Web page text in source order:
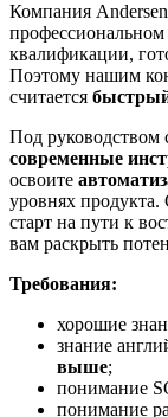
Компания
квалификации,
Поэтому нашим
считается
Под руководством
современные
освоите
уровнях
старт на пути к
вам раскрыть
Требования:
хорошие
знание
выше;
понимание
понимание